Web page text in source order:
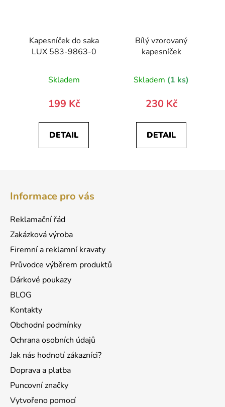
Kapesníček do saka
LUX 583-9863-0
hodnocení
produktu
5,0
z
Skladem
199 Kč
DETAIL
Bílý vzorovaný
kapesníček
Skladem (1 ks)
230 Kč
DETAIL
Informace pro vás
Reklamační řád
Zakázková výroba
Firemní a reklamní kravaty
Průvodce výběrem produktů
Dárkové poukazy
BLOG
Kontakty
Obchodní podmínky
Ochrana osobních údajů
Jak nás hodnotí zákazníci?
Doprava a platba
Puncovní značky
Vytvořeno pomocí